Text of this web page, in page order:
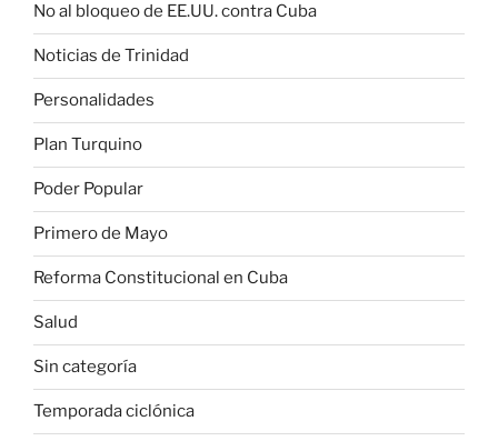
No al bloqueo de EE.UU. contra Cuba
Noticias de Trinidad
Personalidades
Plan Turquino
Poder Popular
Primero de Mayo
Reforma Constitucional en Cuba
Salud
Sin categoría
Temporada ciclónica